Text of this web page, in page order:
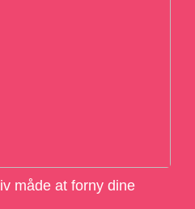
måde at forny dine